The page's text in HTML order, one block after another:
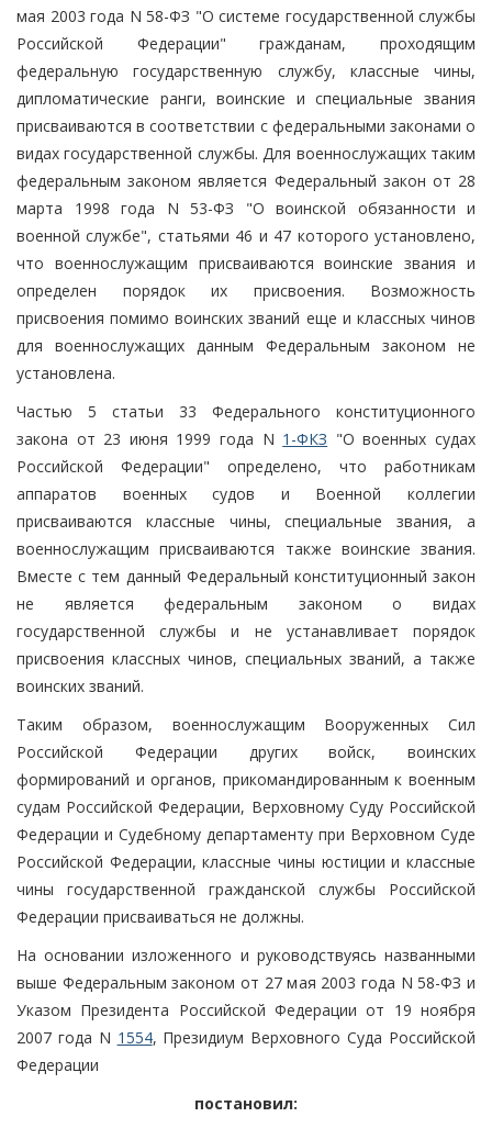
мая 2003 года N 58-ФЗ "О системе государственной службы
Российской Федерации" гражданам, проходящим
федеральную государственную службу, классные чины,
дипломатические ранги, воинские и специальные звания
присваиваются в соответствии с федеральными законами о
видах государственной службы. Для военнослужащих таким
федеральным законом является Федеральный закон от 28
марта 1998 года N 53-ФЗ "О воинской обязанности и
военной службе", статьями 46 и 47 которого установлено,
что военнослужащим присваиваются воинские звания и
определен порядок их присвоения. Возможность
присвоения помимо воинских званий еще и классных чинов
для военнослужащих данным Федеральным законом не
установлена.
Частью 5 статьи 33 Федерального конституционного
закона от 23 июня 1999 года N 1-ФКЗ "О военных судах
Российской Федерации" определено, что работникам
аппаратов военных судов и Военной коллегии
присваиваются классные чины, специальные звания, а
военнослужащим присваиваются также воинские звания.
Вместе с тем данный Федеральный конституционный закон
не является федеральным законом о видах
государственной службы и не устанавливает порядок
присвоения классных чинов, специальных званий, а также
воинских званий.
Таким образом, военнослужащим Вооруженных Сил
Российской Федерации других войск, воинских
формирований и органов, прикомандированным к военным
судам Российской Федерации, Верховному Суду Российской
Федерации и Судебному департаменту при Верховном Суде
Российской Федерации, классные чины юстиции и классные
чины государственной гражданской службы Российской
Федерации присваиваться не должны.
На основании изложенного и руководствуясь названными
выше Федеральным законом от 27 мая 2003 года N 58-ФЗ и
Указом Президента Российской Федерации от 19 ноября
2007 года N 1554, Президиум Верховного Суда Российской
Федерации
постановил: